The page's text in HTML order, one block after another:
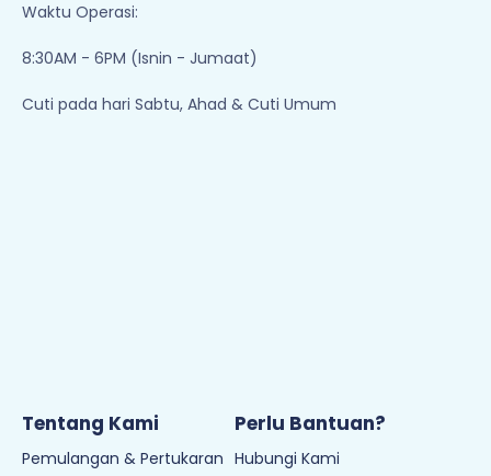
Waktu Operasi:
8:30AM - 6PM (Isnin - Jumaat)
Cuti pada hari Sabtu, Ahad & Cuti Umum
Tentang Kami
Pemulangan & Pertukaran
Perlu Bantuan?
Hubungi Kami